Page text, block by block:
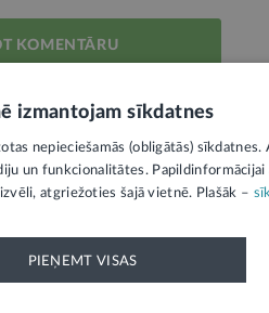
KOMENTĀRU
izmantojam sīkdatnes
nepieciešamās (obligātās)
un funkcionalitātes.
atgriežoties šajā vietnē. Plašāk –
PIEŅEMT VISAS